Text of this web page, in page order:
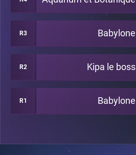
R3 Babylone
R2 Kipa le boss
R1 Babylone